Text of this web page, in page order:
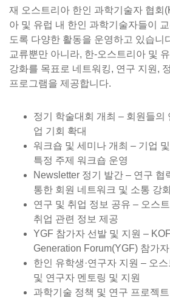
재 오스트리아 한인 과학기술자 협회
아 및 유럽 내 한인 과학기술자들이
도록 다양한 활동을 운영하고 있습니
교류뿐만 아니라, 한-오스트리아 및
강화를 목표로 네트워킹, 연구 지원,
프로그램을 제공합니다.
정기 학술대회 개최 – 회원들의
업 기회 확대
워크숍 및 세미나 개최 – 기업
특정 주제 워크숍 운영
Newsletter 정기 발간 – 연구 협
통한 회원 네트워크 및 소통 강
연구 및 취업 정보 공유 – 오스
취업 관련 정보 제공
YGF 참가자 선발 및 지원 –
Generation Forum(YGF) 참가자
한인 유학생·연구자 지원 – 오
및 연구자 멘토링 및 지원
과학기술 정책 및 연구 프로젝